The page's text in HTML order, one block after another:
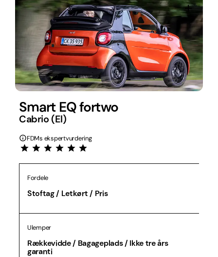
Smart EQ fortwo
Cabrio (El)
FDMs ekspertvurdering
Fordele
Stoftag / Letkørt / Pris
Ulemper
Rækkevidde / Bagageplads / Ikke tre års
garanti